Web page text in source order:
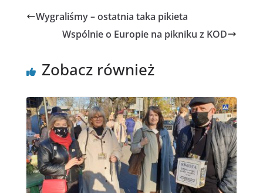
o r
Wygraliśmy – ostatnia taka pikieta
Wspólnie o Europie na pikniku z KOD
Zobacz również